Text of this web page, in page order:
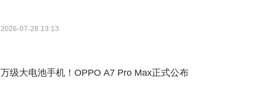
2026-07-28 13:13
万级大电池手机！OPPO A7 Pro Max正式公布